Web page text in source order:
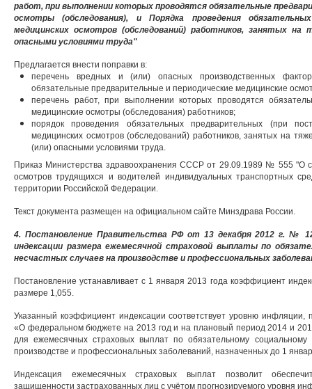
работ, при выполнении которых проводятся обязательные
осмотры (обследования), и Порядка проведения
медицинских осмотров (обследований) работников, занятых
опасными условиями труда"
Предлагается внести поправки в:
перечень вредных и (или) опасных производственных
обязательные предварительные и периодические медицинские
перечень работ, при выполнении которых проводятся
медицинские осмотры (обследования) работников;
порядок проведения обязательных предварительных (при
медицинских осмотров (обследований) работников, занятых на
(или) опасными условиями труда.
Приказ Министерства здравоохранения СССР от 29.09.1989 № 555 "О
осмотров трудящихся и водителей индивидуальных транспортных
территории Российской Федерации.
Текст документа размещен на официальном сайте Минздрава России.
4. Постановление Правительства РФ от 13 декабря 2012 г. №
индексации размера ежемесячной страховой выплаты по
несчастных случаев на производстве и профессиональных
Постановление устанавливает с 1 января 2013 года коэффициент
размере 1,055.
Указанный коэффициент индексации соответствует уровню
«О федеральном бюджете на 2013 год и на плановый период 2014 и
для ежемесячных страховых выплат по обязательному
производстве и профессиональных заболеваний, назначенных до 1
Индексация ежемесячных страховых выплат позволит
защищенности застрахованных лиц с учётом прогнозируемого уровня